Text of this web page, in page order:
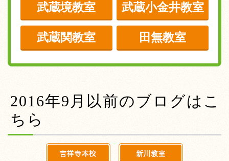
武蔵境教室 武蔵小金井教室
武蔵関教室 田無教室
2016年9月以前のブログはこ
ちら